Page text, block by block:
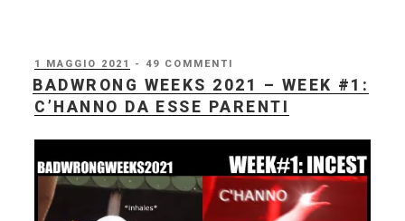
–
WEEK
#2:
DEVONO
MENA’”
PUBBLICATO
IL
1 MAGGIO 2021 - 49 COMMENTI
BADWRONG WEEKS 2021 – WEEK #1:
C’HANNO DA ESSE PARENTI